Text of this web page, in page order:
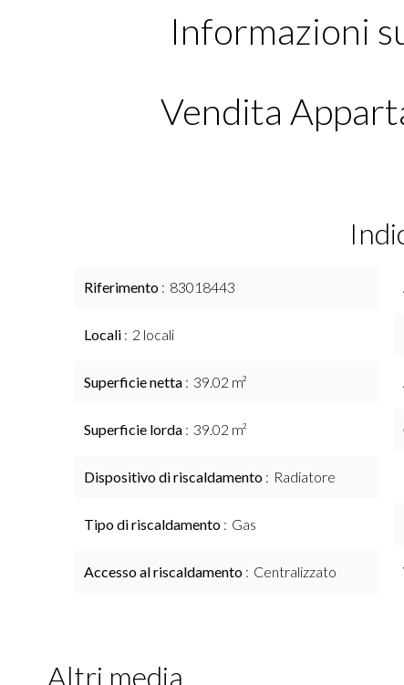
Informazioni
Vendita
Riferimento 83018443
Locali 2 locali
Superficie netta 39.02 m²
Superficie lorda 39.02 m²
Dispositivo di riscaldamento Radiatore
Tipo di riscaldamento Gas
Accesso al riscaldamento Centralizzato
Altri media